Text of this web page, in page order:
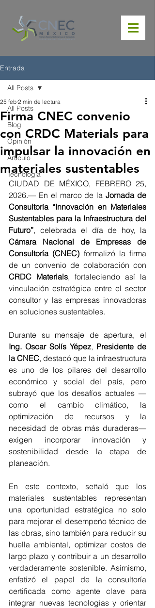
Entrada
All Posts
Blog
Opinión
Artículo
Tecnología
All Posts
Firma CNEC convenio
con CRDC Materials para
impulsar la innovación en
materiales sustentables
25 feb 2 min de lectura
CIUDAD DE MÉXICO, FEBRERO 25,
2026.— En el marco de la Jornada de
Consultoría “Innovación en Materiales
Sustentables para la Infraestructura del
Futuro”
Cámara Nacional de Empresas de
Consultoría (CNEC) formalizó la firma
CRDC Materials, fortaleciendo así la
vinculación estratégica entre el sector
consultor y las empresas innovadoras
en soluciones sustentables.
Ing. Oscar Solís Yépez, Presidente de
la CNEC, destacó que la infraestructura
es uno de los pilares del desarrollo
económico y social del país, pero
subrayó que los desafíos actuales —
como el cambio climático, la
optimización de recursos y la
necesidad de obras más duraderas—
exigen incorporar innovación y
sostenibilidad desde la etapa de
planeación.
En este contexto, señaló que los
materiales sustentables representan
una oportunidad estratégica no solo
para mejorar el desempeño técnico de
las obras, sino también para reducir su
huella ambiental, optimizar costos de
largo plazo y contribuir a un desarrollo
verdaderamente sostenible. Asimismo,
enfatizó el papel de la consultoría
certificada como agente clave para
integrar nuevas tecnologías y orientar